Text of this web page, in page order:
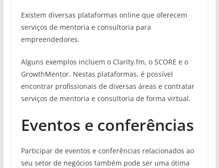
Existem diversas plataformas online que oferecem
serviços de mentoria e consultoria para
empreendedores.
Alguns exemplos incluem o Clarity.fm, o SCORE e o
GrowthMentor. Nestas plataformas, é possível
encontrar profissionais de diversas áreas e contratar
serviços de mentoria e consultoria de forma virtual.
Eventos e conferências
Participar de eventos e conferências relacionados ao
seu setor de negócios também pode ser uma ótima